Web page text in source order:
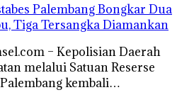
Palembang Bongkar Dua
Tiga Tersangka Diamankan
– Kepolisian Daerah
melalui Satuan Reserse
kembali…